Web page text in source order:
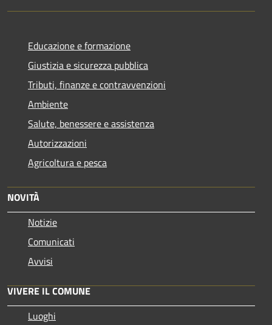
Educazione e formazione
Giustizia e sicurezza pubblica
Tributi, finanze e contravvenzioni
Ambiente
Salute, benessere e assistenza
Autorizzazioni
Agricoltura e pesca
NOVITÀ
Notizie
Comunicati
Avvisi
VIVERE IL COMUNE
Luoghi